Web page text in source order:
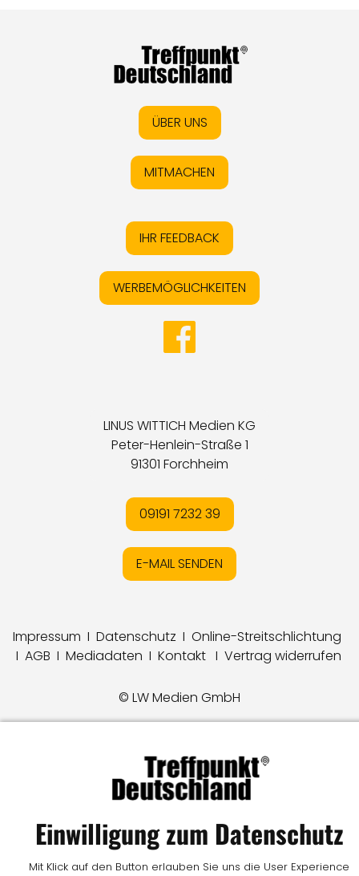
ÜBER UNS
MITMACHEN
IHR FEEDBACK
WERBEMÖGLICHKEITEN
LINUS WITTICH Medien KG
Peter-Henlein-Straße 1
91301 Forchheim
09191 7232 39
E-MAIL SENDEN
Impressum I Datenschutz I Online-Streitschlichtung
I AGB I Mediadaten I Kontakt I Vertrag widerrufen
© LW Medien GmbH
Einwilligung zum Datenschutz
Mit Klick auf den Button erlauben Sie uns die User Experience